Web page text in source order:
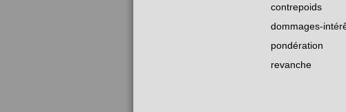
contrepoids
dommages-
pondération
revanche